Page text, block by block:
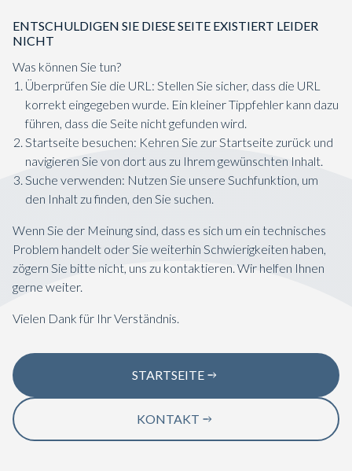
ENTSCHULDIGEN SIE DIESE SEITE EXISTIERT LEIDER
NICHT
Was können Sie tun?
Überprüfen Sie die URL: Stellen Sie sicher, dass die URL
korrekt eingegeben wurde. Ein kleiner Tippfehler kann dazu
führen, dass die Seite nicht gefunden wird.
Startseite besuchen: Kehren Sie zur Startseite zurück und
navigieren Sie von dort aus zu Ihrem gewünschten Inhalt.
Suche verwenden: Nutzen Sie unsere Suchfunktion, um
den Inhalt zu finden, den Sie suchen.
Wenn Sie der Meinung sind, dass es sich um ein technisches
Problem handelt oder Sie weiterhin Schwierigkeiten haben,
zögern Sie bitte nicht, uns zu kontaktieren. Wir helfen Ihnen
gerne weiter.
Vielen Dank für Ihr Verständnis.
STARTSEITE
KONTAKT